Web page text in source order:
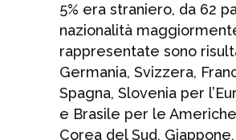
5% era straniero, da 62
nazionalità
rappresentate sono
Germania, Svizzera,
Spagna, Slovenia per
e Brasile per le
Corea del Sud, Giappone,